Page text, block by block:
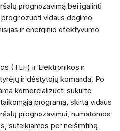
prognozavimą bei įgalintį
vidaus degimo
ir energinio efektyvumo
(TEF) ir Elektronikos ir
ir dėstytojų komanda. Po
komercializuoti sukurto
programą, skirtą vidaus
prognozavimui, numatomos
suteikiamos per neišimtinę